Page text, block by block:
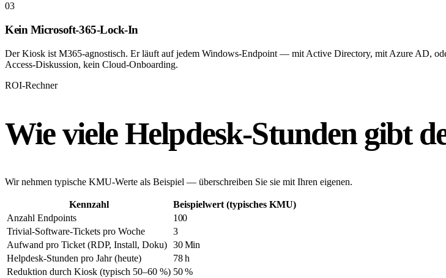
03
Kein Microsoft-365-Lock-In
Der Kiosk ist M365-agnostisch. Er läuft auf jedem Windows-Endpoint — mit Active Directory, mit Azure AD,
Access-Diskussion, kein Cloud-Onboarding.
ROI-Rechner
Wie viele Helpdesk-Stunden gibt
Wir nehmen typische KMU-Werte als Beispiel — überschreiben Sie sie mit Ihren eigenen.
Kennzahl
Beispielwert (typisches KMU)
Anzahl Endpoints
100
Trivial-Software-Tickets pro Woche
3
Aufwand pro Ticket (RDP, Install, Doku) 30 Min
Helpdesk-Stunden pro Jahr (heute)
78 h
Reduktion durch Kiosk (typisch 50–60 %) 50 %